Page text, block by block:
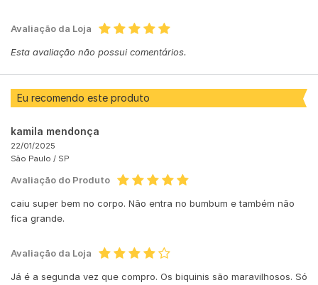
Avaliação da Loja
Esta avaliação não possui comentários.
Eu recomendo este produto
kamila mendonça
22/01/2025
São Paulo / SP
Avaliação do Produto
caiu super bem no corpo. Não entra no bumbum e também não
fica grande.
Avaliação da Loja
Já é a segunda vez que compro. Os biquinis são maravilhosos. Só